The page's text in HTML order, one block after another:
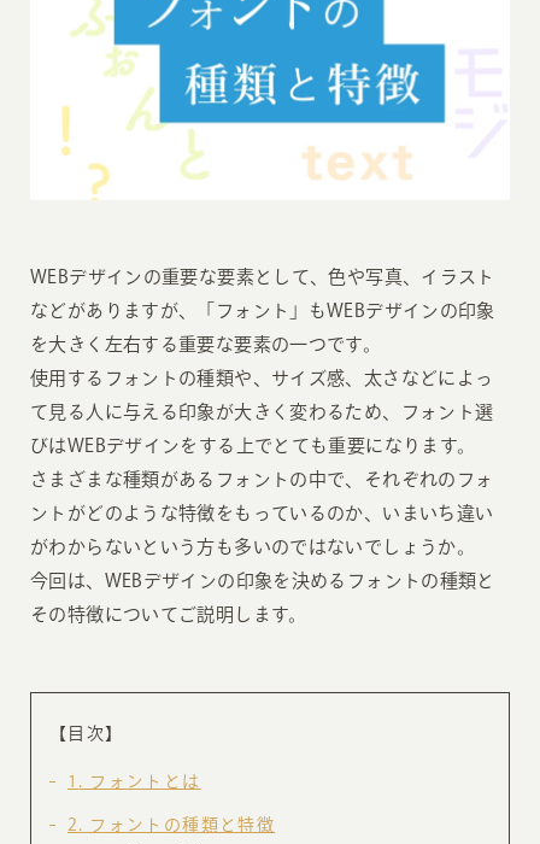
WEBデザインの重要な要素として、色や写真、イラスト
などがありますが、「フォント」もWEBデザインの印象
を大きく左右する重要な要素の一つです。
使用するフォントの種類や、サイズ感、太さなどによっ
て見る人に与える印象が大きく変わるため、フォント選
びはWEBデザインをする上でとても重要になります。
さまざまな種類があるフォントの中で、それぞれのフォ
ントがどのような特徴をもっているのか、いまいち違い
がわからないという方も多いのではないでしょうか。
今回は、WEBデザインの印象を決めるフォントの種類と
その特徴についてご説明します。
【目次】
1 フォントとは
2
フォントの種類と特徴